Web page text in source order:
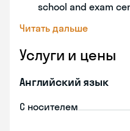
school and exam
Читать дальше
Услуги и цены
Английский язык
С носителем